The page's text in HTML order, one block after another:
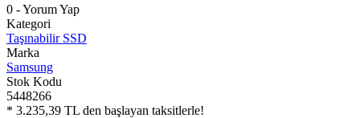
0 - Yorum Yap
Kategori
Taşınabilir SSD
Marka
Samsung
Stok Kodu
5448266
* 3.235,39 TL den başlayan taksitlerle!